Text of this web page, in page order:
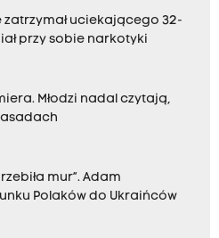
zatrzymał uciekającego 32-
przy sobie narkotyki
Młodzi nadal czytają,
mur”. Adam
Polaków do Ukraińców